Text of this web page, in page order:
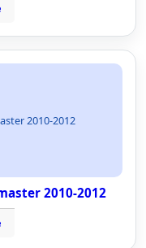
2010-2012
2010-2012